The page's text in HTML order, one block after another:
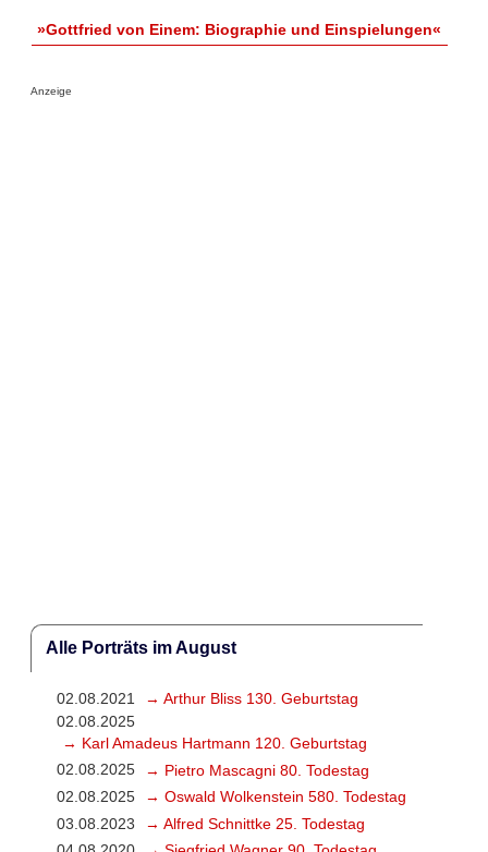
»Gottfried von Einem: Biographie und Einspielungen«
Anzeige
Alle Porträts im August
02.08.2021
→ Arthur Bliss 130. Geburtstag
02.08.2025
→ Karl Amadeus Hartmann 120. Geburtstag
02.08.2025
→ Pietro Mascagni 80. Todestag
02.08.2025
→ Oswald Wolkenstein 580. Todestag
03.08.2023
→ Alfred Schnittke 25. Todestag